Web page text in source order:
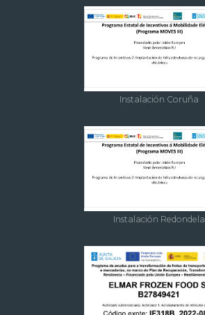
Instalación Coruña
Instalación Redondela